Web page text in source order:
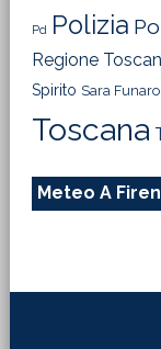
Pd Polizia
Regione
Spirito Sara Funaro
Toscana
Meteo A